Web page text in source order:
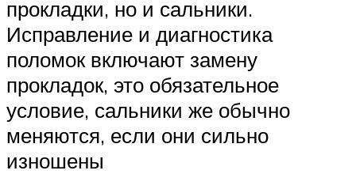
Меню
прокладки, но и сальники.
Исправление и диагностика
поломок включают замену
прокладок, это обязательное
условие, сальники же обычно
меняются, если они сильно
изношены